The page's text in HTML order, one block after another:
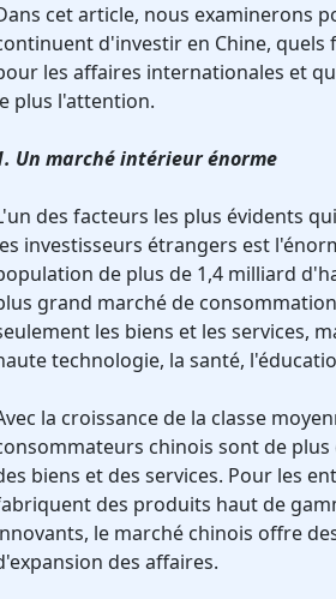
cet article, nous examinerons
d'investir en Chine,
les affaires internationales et
plus l'attention.
Un marché intérieur énorme
des facteurs les plus évidents
investisseurs étrangers est
de plus de 1,4 milliard
grand marché de
les biens et les services,
technologie, la santé,
la croissance de la classe
chinois sont de
biens et des services. Pour les
des produits haut de
le marché chinois offre
des affaires.